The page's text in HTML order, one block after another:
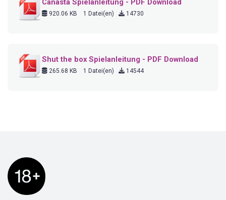
Canasta Spielanleitung - PDF Download
920.06 KB 1 Datei(en) 14730
Shut the box Spielanleitung - PDF Download
265.68 KB 1 Datei(en) 14544